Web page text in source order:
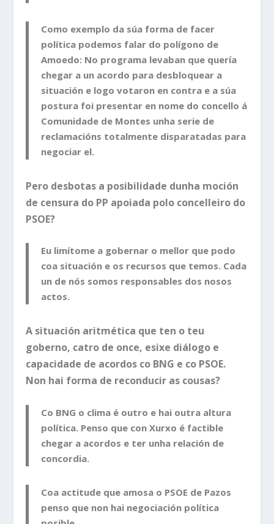
Como exemplo da súa forma de facer
política podemos falar do polígono de
Amoedo: No programa levaban que quería
chegar a un acordo para desbloquear a
situación e logo votaron en contra e a súa
postura foi presentar en nome do concello á
Comunidade de Montes unha serie de
reclamacións totalmente disparatadas para
negociar el.
Pero desbotas a posibilidade dunha moción
de censura do PP apoiada polo concelleiro do
PSOE?
Eu limítome a gobernar o mellor que podo
coa situación e os recursos que temos. Cada
un de nós somos responsables dos nosos
actos.
A situación aritmética que ten o teu
goberno, catro de once, esixe diálogo e
capacidade de acordos co BNG e co PSOE.
Non hai forma de reconducir as cousas?
Co BNG o clima é outro e hai outra altura
política. Penso que con Xurxo é factible
chegar a acordos e ter unha relación de
concordia.
Coa actitude que amosa o PSOE de Pazos
penso que non hai negociación política